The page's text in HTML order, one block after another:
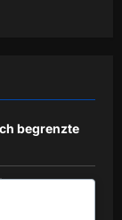
begrenzte